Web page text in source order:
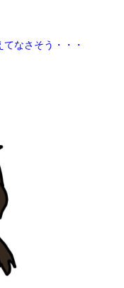
なさそう・・・